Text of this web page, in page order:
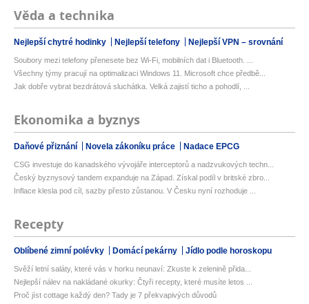
Věda a technika
Nejlepší chytré hodinky Nejlepší telefony Nejlepší VPN – srovnání
Soubory mezi telefony přenesete bez Wi-Fi, mobilních dat i Bluetooth. ...
Všechny týmy pracují na optimalizaci Windows 11. Microsoft chce předbě...
Jak dobře vybrat bezdrátová sluchátka. Velká zajistí ticho a pohodlí, ...
Ekonomika a byznys
Daňové přiznání Novela zákoníku práce Nadace EPCG
CSG investuje do kanadského vývojáře interceptorů a nadzvukových techn...
Český byznysový tandem expanduje na Západ. Získal podíl v britské zbro...
Inflace klesla pod cíl, sazby přesto zůstanou. V Česku nyní rozhoduje ...
Recepty
Oblíbené zimní polévky Domácí pekárny Jídlo podle horoskopu
Svěží letní saláty, které vás v horku neunaví: Zkuste k zelenině přida...
Nejlepší nálev na nakládané okurky: Čtyři recepty, které musíte letos ...
Proč jíst cottage každý den? Tady je 7 překvapivých důvodů